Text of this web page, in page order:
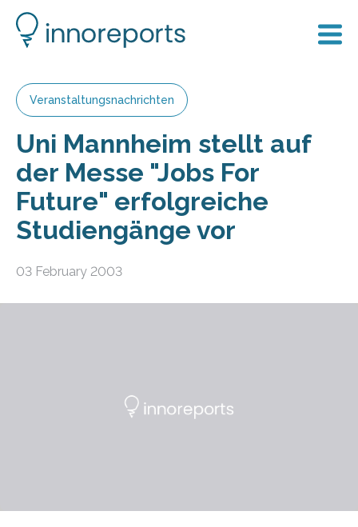
Veranstaltungsnachrichten
Uni Mannheim stellt auf
der Messe "Jobs For
Future" erfolgreiche
Studiengänge vor
03 February 2003